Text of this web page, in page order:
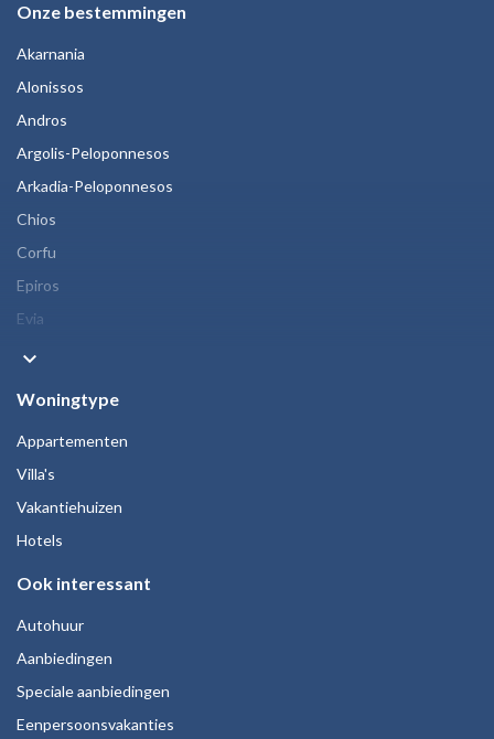
Onze bestemmingen
Akarnania
Alonissos
Andros
Argolis-Peloponnesos
Arkadia-Peloponnesos
Chios
Corfu
Epiros
Evia
keyboard_arrow_down
Woningtype
Appartementen
Villa's
Vakantiehuizen
Hotels
Ook interessant
Autohuur
Aanbiedingen
Speciale aanbiedingen
Eenpersoonsvakanties